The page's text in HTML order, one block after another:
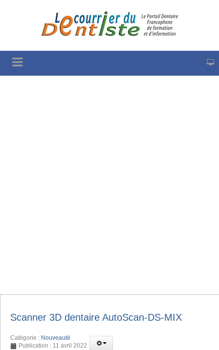
Scanner 3D dentaire AutoScan-DS-MIX
Catégorie : Nouveauté
Publication : 11 avril 2022